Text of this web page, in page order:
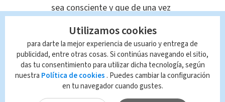
sea consciente y que de una vez
de esta captura del poder
económico del Estado, de este
pequeño grupo que no nos
representa, nosotros no
reconocemos a la presidenta
Utilizamos cookies
para darte la mejor experiencia de usuario y entrega de
publicidad, entre otras cosas. Si continúas navegando el sitio,
das tu consentimiento para utilizar dicha tecnología, según
nuestra Política de cookies . Puedes cambiar la configuración
en tu navegador cuando gustes.